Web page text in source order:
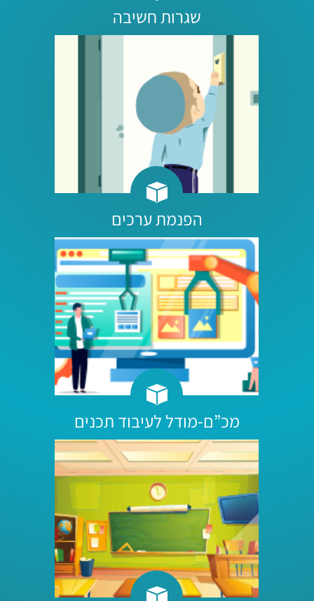
שגרות חשיבה
הפנמת ערכים
מכ”ם-מודל לעיבוד תכנים